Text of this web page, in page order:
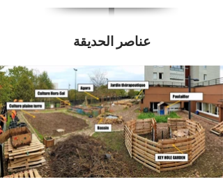
عناصر الحديقة